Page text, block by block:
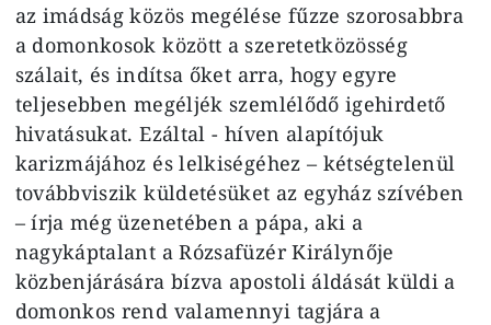
az imádság közös megélése fűzze szorosabbra
a domonkosok között a szeretetközösség
szálait, és indítsa őket arra, hogy egyre
teljesebben megéljék szemlélődő igehirdető
hivatásukat. Ezáltal - híven alapítójuk
karizmájához és lelkiségéhez – kétségtelenül
továbbviszik küldetésüket az egyház szívében
– írja még üzenetében a pápa, aki a
nagykáptalant a Rózsafüzér Királynője
közbenjárására bízva apostoli áldását küldi a
domonkos rend valamennyi tagjára a